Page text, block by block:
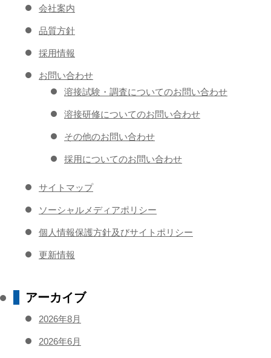
会社案内
品質方針
採用情報
お問い合わせ
溶接試験・調査についてのお問い合わせ
溶接研修についてのお問い合わせ
その他のお問い合わせ
採用についてのお問い合わせ
サイトマップ
ソーシャルメディアポリシー
個人情報保護方針及びサイトポリシー
更新情報
アーカイブ
2026年8月
2026年6月